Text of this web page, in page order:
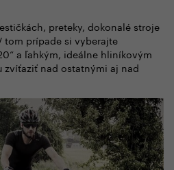
preteky, dokonalé stroje
tom prípade si vyberajte
a ľahkým, ideálne hliníkovým
zvíťaziť nad ostatnými aj nad